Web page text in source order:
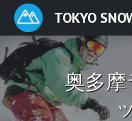
TOKYO
奥多